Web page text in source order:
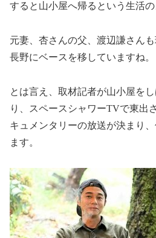
すると山小屋へ帰るという生活の
元妻、杏さんの父、渡辺謙さん
長野にベースを移していますね。
とは言え、取材記者が山小屋を
り、スペースシャワーTVで東出
キュメンタリーの放送が決まり
ます。